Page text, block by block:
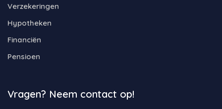
Verzekeringen
Hypotheken
Financiën
Pensioen
Vragen? Neem contact op!